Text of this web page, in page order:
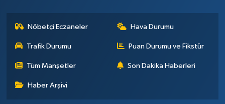
Nöbetçi Eczaneler Hava Durumu
Trafik Durumu Puan Durumu ve Fikstür
Tüm Manşetler Son Dakika Haberleri
Haber Arşivi